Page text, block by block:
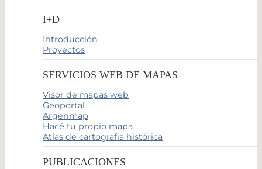
I+D
Introducción
Proyectos
SERVICIOS WEB DE MAPAS
Visor de mapas web
Geoportal
Argenmap
Hacé tu propio mapa
Atlas de cartografía histórica
PUBLICACIONES